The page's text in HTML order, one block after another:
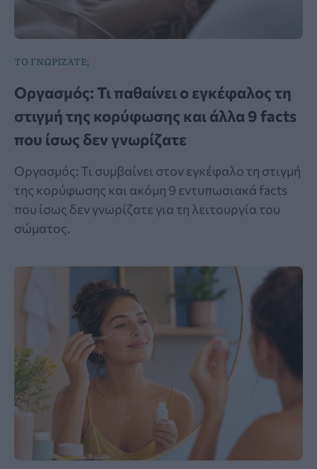
ΤΟ ΓΝΩΡΙΖΑΤΕ;
Οργασμός: Τι παθαίνει ο εγκέφαλος τη
στιγμή της κορύφωσης και άλλα 9 facts
που ίσως δεν γνωρίζατε
Οργασμός: Τι συμβαίνει στον εγκέφαλο τη στιγμή
της κορύφωσης και ακόμη 9 εντυπωσιακά facts
που ίσως δεν γνωρίζατε για τη λειτουργία του
σώματος.